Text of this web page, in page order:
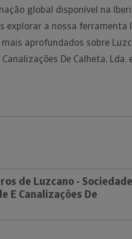
global disponível na
explorar a nossa ferramenta
aprofundados sobre
De Calheta,
de Luzcano - Sociedade
E Canalizações De